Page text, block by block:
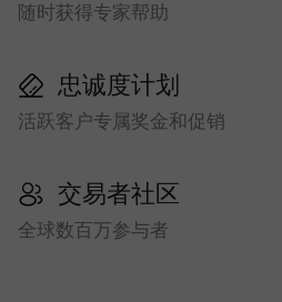
随时获得专家帮助
忠诚度计划
活跃客户专属奖金和促销
交易者社区
全球数百万参与者